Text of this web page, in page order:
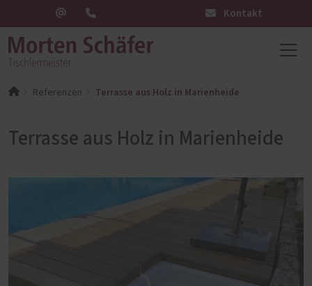
Kontakt
Referenzen Terrasse aus Holz in Marienheide
Terrasse aus Holz in Marienheide